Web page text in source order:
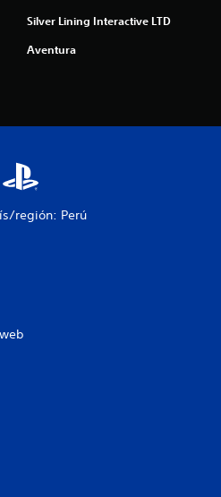
Silver Lining Interactive LTD
Aventura
región: Perú